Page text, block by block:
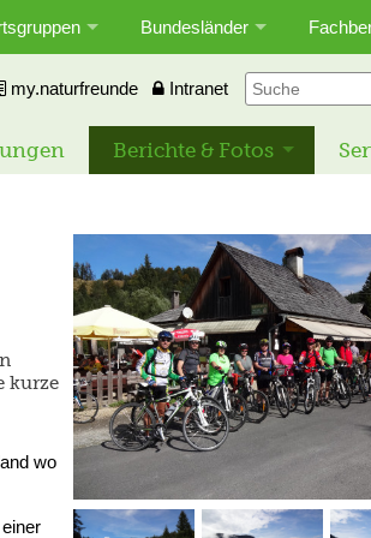
Bundesländer
my.naturfreunde Intranet
Berichte & Fotos
kurze
wo